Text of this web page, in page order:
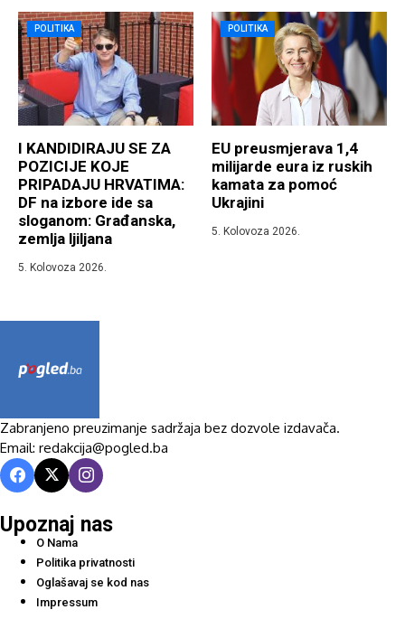
POLITIKA
I KANDIDIRAJU SE ZA
POZICIJE KOJE
PRIPADAJU HRVATIMA:
DF na izbore ide sa
sloganom: Građanska,
zemlja ljiljana
5. Kolovoza 2026.
POLITIKA
EU preusmjerava 1,4
milijarde eura iz ruskih
kamata za pomoć
Ukrajini
5. Kolovoza 2026.
Zabranjeno preuzimanje sadržaja bez dozvole izdavača.
Email: redakcija@pogled.ba
Upoznaj nas
O Nama
Politika privatnosti
Oglašavaj se kod nas
Impressum